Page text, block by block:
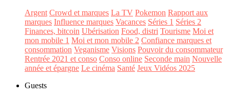
Argent Crowd et marques La TV Pokemon Rapport aux
marques Influence marques Vacances Séries 1 Séries 2
Finances, bitcoin Ubérisation Food, distri Tourisme Moi et
mon mobile 1 Moi et mon mobile 2 Confiance marques et
consommation Veganisme Visions Pouvoir du consommateur
Rentrée 2021 et conso Conso online Seconde main Nouvelle
année et épargne Le cinéma Santé Jeux Vidéos 2025
Guests